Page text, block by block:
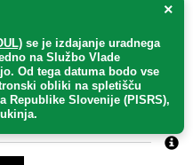
×
se je izdajanje uradnega
na Službo Vlade
. Od tega datuma bodo vse
obliki na spletišču
Republike Slovenije (PISRS),
Oglaševanje
Splošni pogoji
Izjava o varstvu osebnih podatkov
E-dražbe